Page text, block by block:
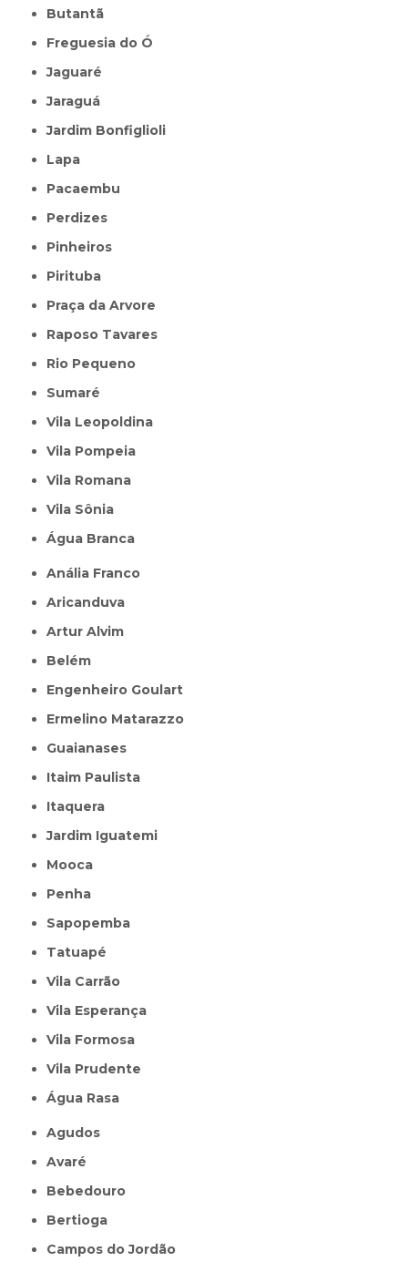
Butantã
Freguesia do Ó
Jaguaré
Jaraguá
Jardim Bonfiglioli
Lapa
Pacaembu
Perdizes
Pinheiros
Pirituba
Praça da Arvore
Raposo Tavares
Rio Pequeno
Sumaré
Vila Leopoldina
Vila Pompeia
Vila Romana
Vila Sônia
Água Branca
Anália Franco
Aricanduva
Artur Alvim
Belém
Engenheiro Goulart
Ermelino Matarazzo
Guaianases
Itaim Paulista
Itaquera
Jardim Iguatemi
Mooca
Penha
Sapopemba
Tatuapé
Vila Carrão
Vila Esperança
Vila Formosa
Vila Prudente
Água Rasa
Agudos
Avaré
Bebedouro
Bertioga
Campos do Jordão